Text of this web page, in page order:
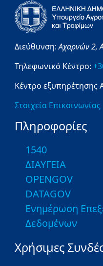
Διεύθυνση:Αχαρνών 2,
Τηλεφωνικό Κέντρο:
Κέντρο εξυπηρέτησης
Στοιχεία Επικοινωνίας
Πληροφορίες
1540
ΔΙΑΥΓΕΙΑ
OPENGOV
DATAGOV
Ενημέρωση
Δεδομένων
Χρήσιμες